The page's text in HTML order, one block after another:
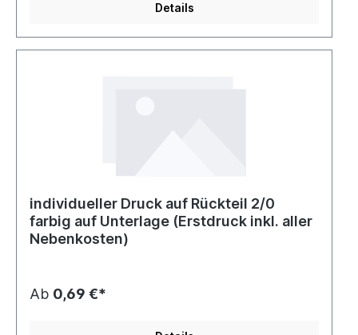
Details
individueller Druck auf Rückteil 2/0
farbig auf Unterlage (Erstdruck inkl. aller
Nebenkosten)
Ab 0,69 €*